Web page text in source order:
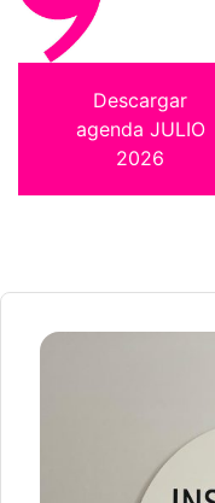
Descargar
agenda JULIO
2026